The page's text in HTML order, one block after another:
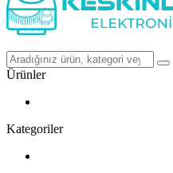
Ürünler
Kategoriler